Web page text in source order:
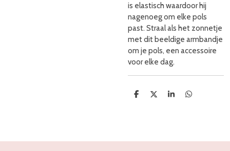
is elastisch waardoor hij
nagenoeg om elke pols
past. Straal als het zonnetje
met dit beeldige armbandje
om je pols, een accessoire
voor elke dag.
D
D
S
D